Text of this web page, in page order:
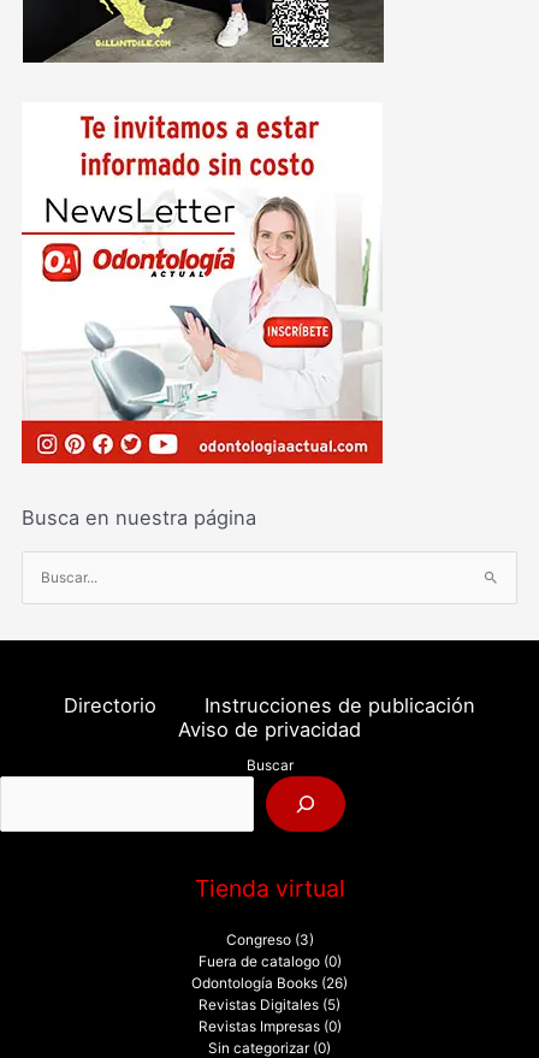
Busca en nuestra página
u
s
o
:
Directorio
Instrucciones de publicación
Aviso de privacidad
Buscar
Tienda virtual
Congreso (3)
Fuera de catalogo (0)
Odontología Books (26)
Revistas Digitales (5)
Revistas Impresas (0)
Sin categorizar (0)